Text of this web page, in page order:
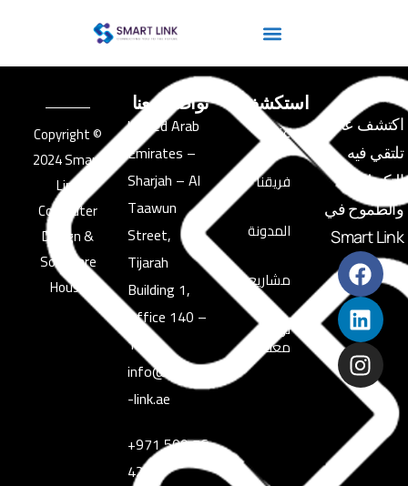
اكتشف عالمًا
تلتقي فيه
التكنولوجيا
والطموح في
Smart Link
استكشف
عنا
فريقنا
المدونة
مشاريعنا
تواصل
معنا
تواصل معنا
United Arab
Emirates –
Sharjah – Al
Taawun
Street,
Tijarah
Building 1,
Office 140 –
139
info@smart
-link.ae
+971 509 76
4295
© Copyright
2024 Smart
Link
Computer
Design &
Software
House